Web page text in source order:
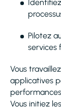
Pilotez
services
Vous
applicatives
Vous initiez les